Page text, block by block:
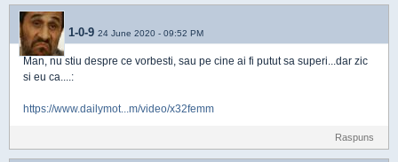
1-0-9 24 June 2020 - 09:52 PM
Man, nu stiu despre ce vorbesti, sau pe cine ai fi putut sa superi...dar zic
si eu ca....:
https://www.dailymot...m/video/x32femm
Raspuns